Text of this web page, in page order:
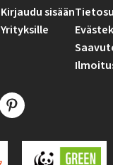
Kirjaudu sisään
Yrityksille